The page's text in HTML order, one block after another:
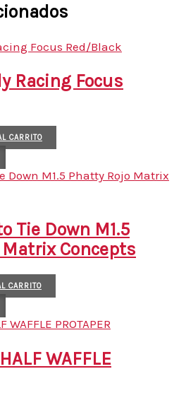
Racing Focus
CARRITO
Tie Down M1.5
Concepts
CARRITO
WAFFLE